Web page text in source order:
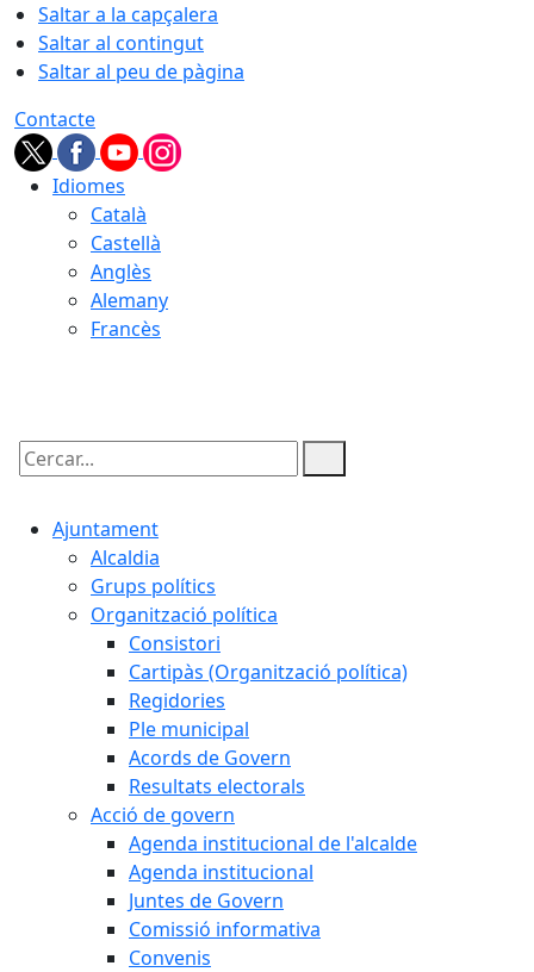
Saltar a la capçalera
Saltar al contingut
Saltar al peu de pàgina
Contacte
Idiomes
Català
Castellà
Anglès
Alemany
Francès
Cercar:
Ajuntament
Alcaldia
Grups polítics
Organització política
Consistori
Cartipàs (Organització política)
Regidories
Ple municipal
Acords de Govern
Resultats electorals
Acció de govern
Agenda institucional de l'alcalde
Agenda institucional
Juntes de Govern
Comissió informativa
Convenis